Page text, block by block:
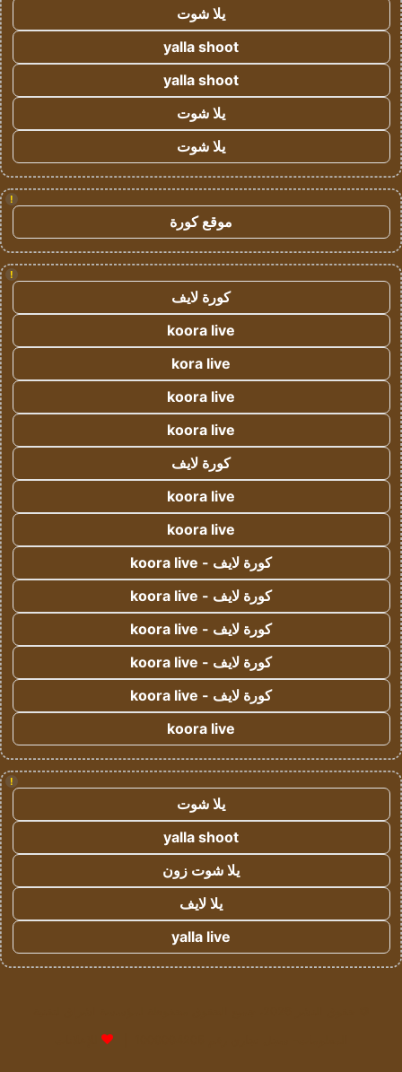
يلا شوت
yalla shoot
yalla shoot
يلا شوت
يلا شوت
!
موقع كورة
!
كورة لايف
koora live
kora live
koora live
koora live
كورة لايف
koora live
koora live
كورة لايف - koora live
كورة لايف - koora live
كورة لايف - koora live
كورة لايف - koora live
كورة لايف - koora live
koora live
!
يلا شوت
yalla shoot
يلا شوت زون
يلا لايف
yalla live